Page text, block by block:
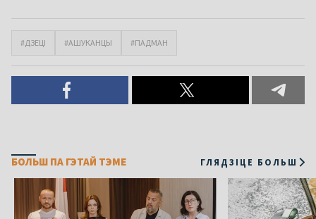
#ДЗЕЦІ #АШУКАНЦЫ #ПАДМАН
БОЛЬШ ПА ГЭТАЙ ТЭМЕ ГЛЯДЗІЦЕ БОЛЬШ